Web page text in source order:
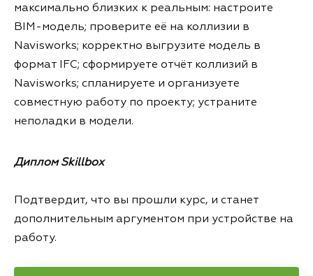
максимально близких к реальным: настроите
ВIM-модель; проверите её на коллизии в
Navisworks; корректно выгрузите модель в
формат IFC; сформируете отчёт коллизий в
Navisworks; спланируете и организуете
совместную работу по проекту; устраните
неполадки в модели.
Диплом Skillbox
Подтвердит, что вы прошли курс, и станет
дополнительным аргументом при устройстве на
работу.